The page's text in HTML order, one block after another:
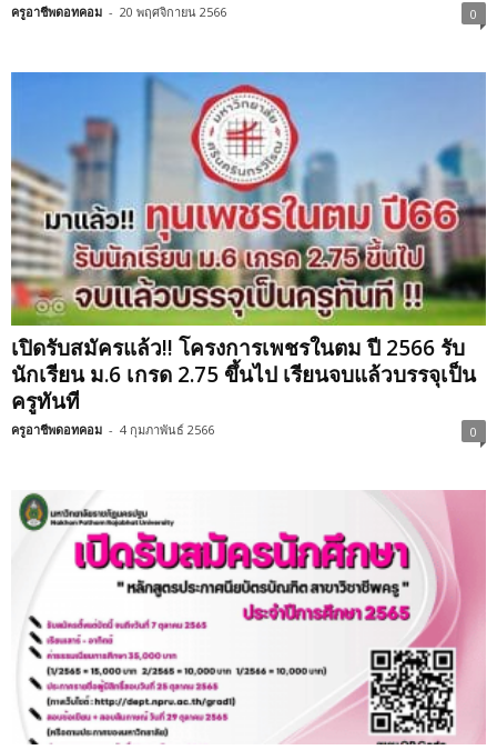
ครูอาชีพดอทคอม - 20 พฤศจิกายน 2566 0
เปิดรับสมัครแล้ว!! โครงการเพชรในตม ปี 2566 รับ
นักเรียน ม.6 เกรด 2.75 ขึ้นไป เรียนจบแล้วบรรจุเป็น
ครูทันที
ครูอาชีพดอทคอม - 4 กุมภาพันธ์ 2566 0